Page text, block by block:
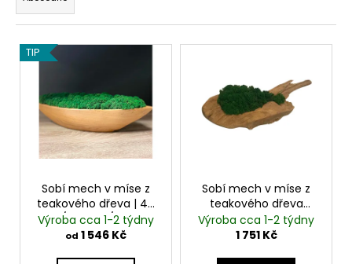
e
n
íV
ý
TIP
Sobí mech v míse z
teakového dřeva | 40
cm / 50 cm / 60 cm
Výroba cca 1-2 týdny
od 1 546 Kč
Sobí mech v míse z
teakového dřeva
unique
Výroba cca 1-2 týdny
1 751 Kč